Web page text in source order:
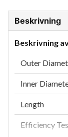
Beskrivning
Beskrivning
Outer
Inner
Length
Efficiency